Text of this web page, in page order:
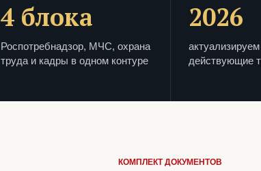
4 блока
Роспотребнадзор, МЧС, охрана
труда и кадры в одном контуре
2026
действующие
КОМПЛЕКТ ДОКУМЕНТОВ